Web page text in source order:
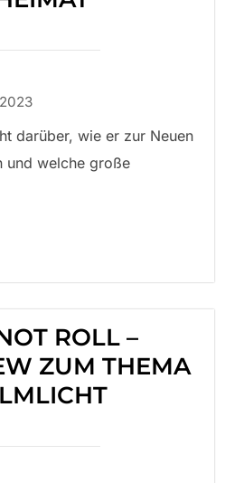
darüber, wie er zur Neuen
und welche große
ROLL –
ZUM THEMA